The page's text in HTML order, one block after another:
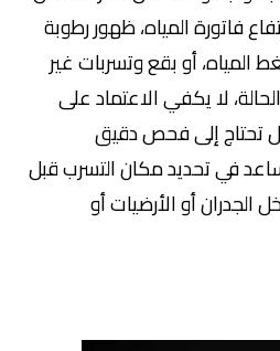
فاتورة المياه، ظهور رطوبة
أو بقع وتسربات غير
لا يكفي الاعتماد على
بل تحتاج إلى فحص دقيق
في تحديد مكان التسرب قبل
الجدران أو الأرضيات أو